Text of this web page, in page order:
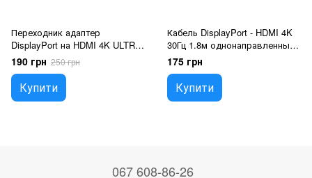
Переходник адаптер
DisplayPort на HDMI 4K ULTRA
HD конвертер
преобразователь
190 грн 250 грн
Купити
Кабель DisplayPort - HDMI 4K
30Гц 1.8м однонаправленный
позолоченный конвертер
переходник
175 грн
Купити
067 608-86-26